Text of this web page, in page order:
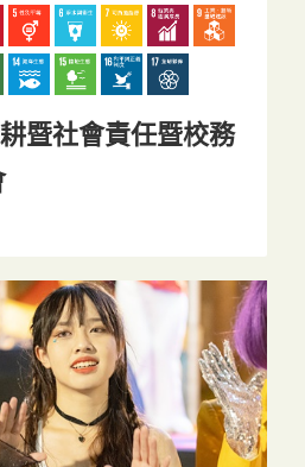
暨社會責任暨校務